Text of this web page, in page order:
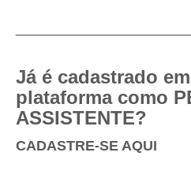
Já é cadastrado
plataforma como
ASSISTENTE?
CADASTRE-SE AQUI